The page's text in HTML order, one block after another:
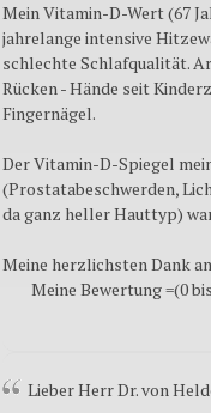
Mein Vitamin-D-Wert (67
jahrelange intensive
schlechte Schlafqualität.
Rücken - Hände seit
Fingernägel.
Der Vitamin-D-Spiegel
(Prostatabeschwerden,
da ganz heller Hauttyp)
Meine herzlichsten Dank
Meine Bewertung =(0
Lieber Herr Dr. von